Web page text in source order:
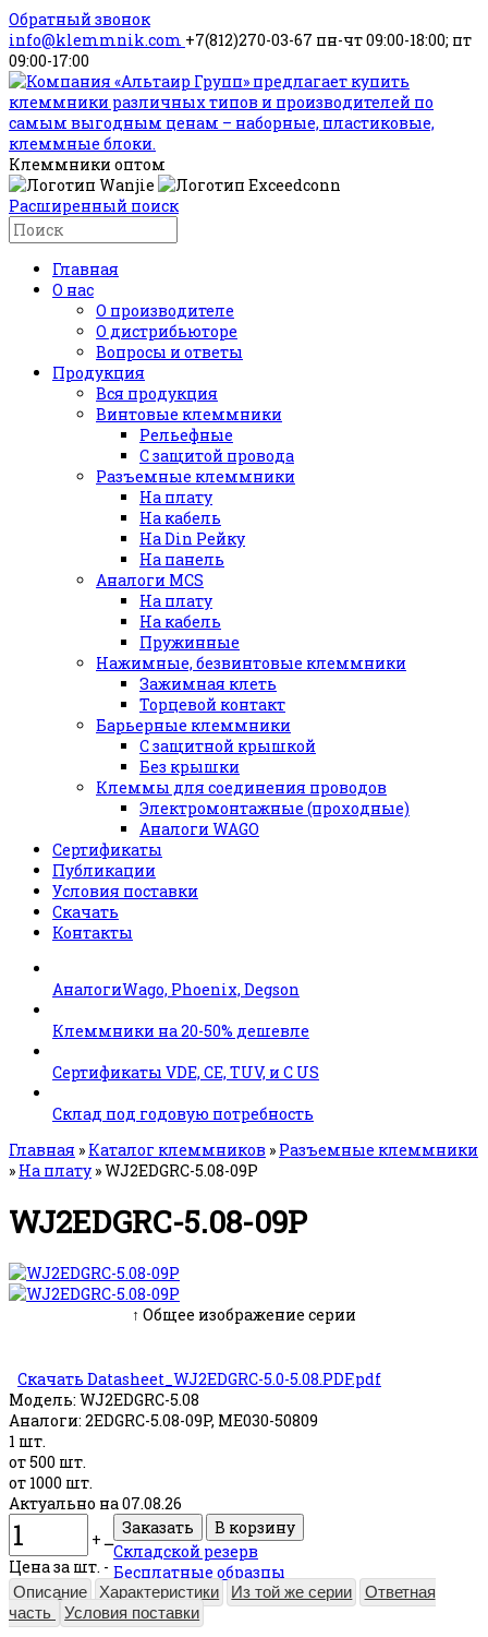
Обратный звонок
info@klemmnik.com +7(812)270-03-67 пн-чт 09:00-18:00; пт
09:00-17:00
Клеммники оптом
Расширенный поиск
Главная
О нас
О производителе
О дистрибьюторе
Вопросы и ответы
Продукция
Вся продукция
Винтовые клеммники
Рельефные
С защитой провода
Разъемные клеммники
На плату
На кабель
На Din Рейку
На панель
Аналоги MCS
На плату
На кабель
Пружинные
Нажимные, безвинтовые клеммники
Зажимная клеть
Торцевой контакт
Барьерные клеммники
С защитной крышкой
Без крышки
Клеммы для соединения проводов
Электромонтажные (проходные)
Аналоги WAGO
Сертификаты
Публикации
Условия поставки
Скачать
Контакты
АналогиWago, Phoenix, Degson
Клеммники на 20-50% дешевле
Сертификаты VDE, CE, TUV, и C US
Склад под годовую потребность
Главная » Каталог клеммников » Разъемные клеммники
» На плату »WJ2EDGRC-5.08-09P
WJ2EDGRC-5.08-09P
↑ Общее изображение серии
Скачать Datasheet_WJ2EDGRC-5.0-5.08.PDF.pdf
Модель: WJ2EDGRC-5.08
Аналоги: 2EDGRC-5.08-09P, ME030-50809
1 шт.
от 500 шт.
от 1000 шт.
Актуально на 07.08.26
+ ــ
Цена за шт. -
Складской резерв
Бесплатные образцы
Описание Характеристики Из той же серии
Ответная
часть
Условия поставки